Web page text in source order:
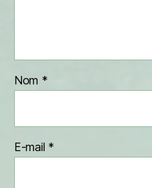
Nom *
E-mail *